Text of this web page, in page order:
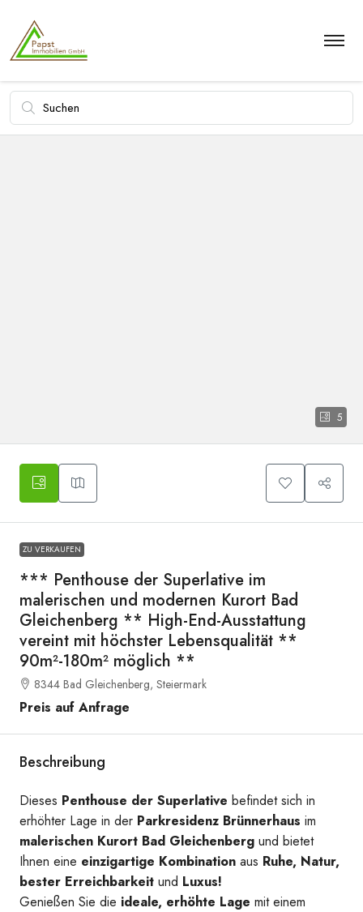
5
ZU VERKAUFEN
*** Penthouse der Superlative im
malerischen und modernen Kurort Bad
Gleichenberg ** High-End-Ausstattung
vereint mit höchster Lebensqualität **
90m²-180m² möglich **
8344 Bad Gleichenberg, Steiermark
Preis auf Anfrage
Beschreibung
Dieses Penthouse der Superlative befindet sich in
erhöhter Lage in der Parkresidenz Brünnerhaus im
malerischen Kurort Bad Gleichenberg und bietet
Ihnen eine einzigartige Kombination aus Ruhe, Natur,
bester Erreichbarkeit und Luxus!
Genießen Sie die ideale, erhöhte Lage mit einem